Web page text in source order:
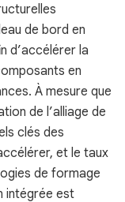
de bord en
d’accélérer la
en
À mesure que
de l’alliage de
clés des
et le taux
de formage
intégrée est